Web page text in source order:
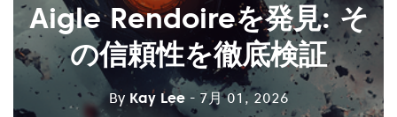
Aigle Rendoireを発見: そ
の信頼性を徹底検証
By Kay Lee - 7月 01, 2026